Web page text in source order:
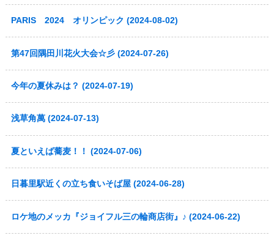
PARIS 2024 オリンピック (2024-08-02)
第47回隅田川花火大会☆彡 (2024-07-26)
今年の夏休みは？ (2024-07-19)
浅草角萬 (2024-07-13)
夏といえば蕎麦！！ (2024-07-06)
日暮里駅近くの立ち食いそば屋 (2024-06-28)
ロケ地のメッカ『ジョイフル三の輪商店街』♪ (2024-06-22)